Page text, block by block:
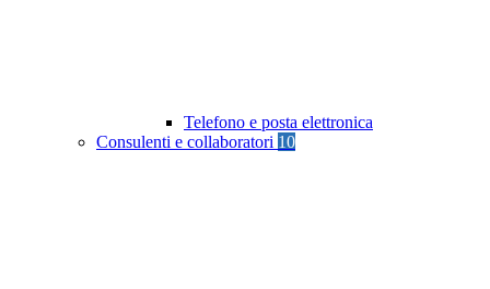
Telefono e posta elettronica
Consulenti e collaboratori 10